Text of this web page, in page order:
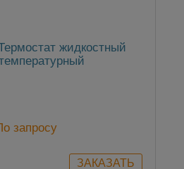
жидкостный
запросу